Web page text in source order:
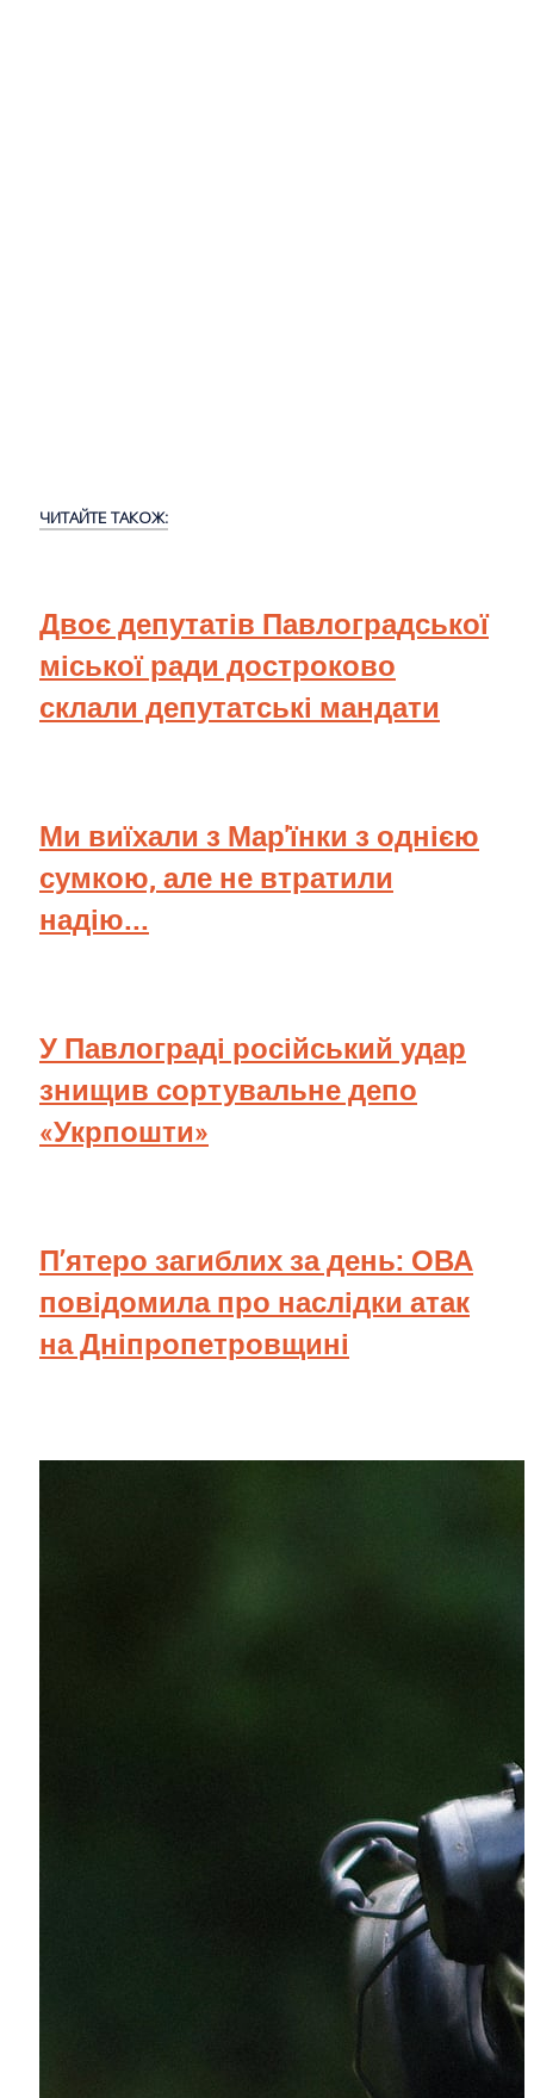
ЧИТАЙТЕ ТАКОЖ:
Двоє депутатів Павлоградської
міської ради достроково
склали депутатські мандати
Ми виїхали з Мар'їнки з однією
сумкою, але не втратили
надію...
У Павлограді російський удар
знищив сортувальне депо
«Укрпошти»
П’ятеро загиблих за день: ОВА
повідомила про наслідки атак
на Дніпропетровщині